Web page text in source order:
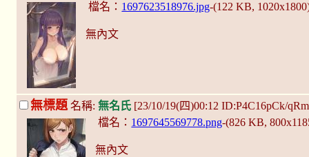
檔名： 1697623518976.jpg-(122 KB,
無內文
無標題 名稱: 無名氏 [23/10/19(四)00:12 ID:P4C16pCk/
檔名： 1697645569778.png-(826 KB,
無內文